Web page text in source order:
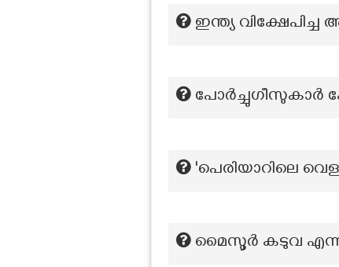
ഇന്ത്യ വിക്ഷേപിച്ച
പോർച്ചുഗീസുകാർ
'പെരിയാറിലെ
മൈസൂർ കടുവ